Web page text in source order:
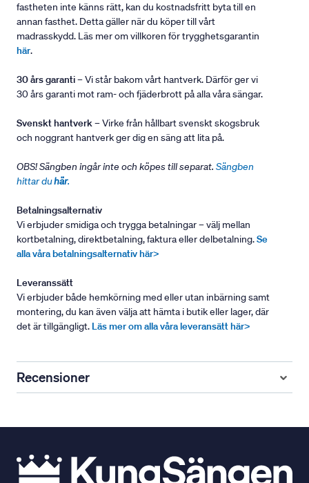
fastheten inte känns rätt, kan du kostnadsfritt byta till en
annan fasthet. Detta gäller när du köper till vårt
madrasskydd. Läs mer om villkoren för trygghetsgarantin
här.
30 års garanti– Vi står bakom vårt hantverk. Därför ger vi
30 års garanti mot ram- och fjäderbrott på alla våra sängar.
Svenskt hantverk– Virke från hållbart svenskt skogsbruk
och noggrant hantverk ger dig en säng att lita på.
OBS! Sängben ingår inte och köpes till separat. Sängben
hittar duhär.
Betalningsalternativ
Vi erbjuder smidiga och trygga betalningar – välj mellan
kortbetalning, direktbetalning, faktura eller delbetalning.Se
alla våra betalningsalternativ här>
Leveranssätt
Vi erbjuder både hemkörning med eller utan inbärning samt
montering, du kan även välja att hämta i butik eller lager, där
det är tillgängligt. Läs mer om alla våra leveransätt här>
Recensioner